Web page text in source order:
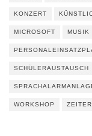
KONZERT
MICROSOFT MUSIK
SCHÜLERAUSTAUSCH
WORKSHOP